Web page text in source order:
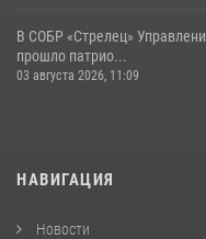
В СОБР «Стрелец»
прошло патрио...
03 августа 2026, 11:09
НАВИГАЦИЯ
Новости